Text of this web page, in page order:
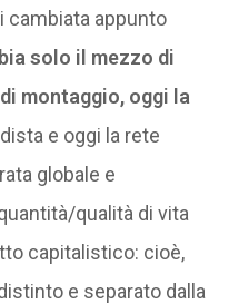
cambiata appunto
solo il mezzo di
montaggio, oggi la
e oggi la rete
globale e
qualità di vita
capitalistico: cioè,
e separato dalla